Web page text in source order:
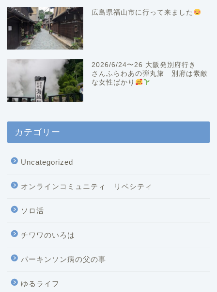
広島県福山市に行って来ました
2026/6/24〜26 大阪発別府行き
さんふらわあの弾丸旅 別府は素敵
な女性ばかり
カテゴリー
Uncategorized
オンラインコミュニティ リベシティ
ソロ活
チワワのいろは
パーキンソン病の父の事
ゆるライフ